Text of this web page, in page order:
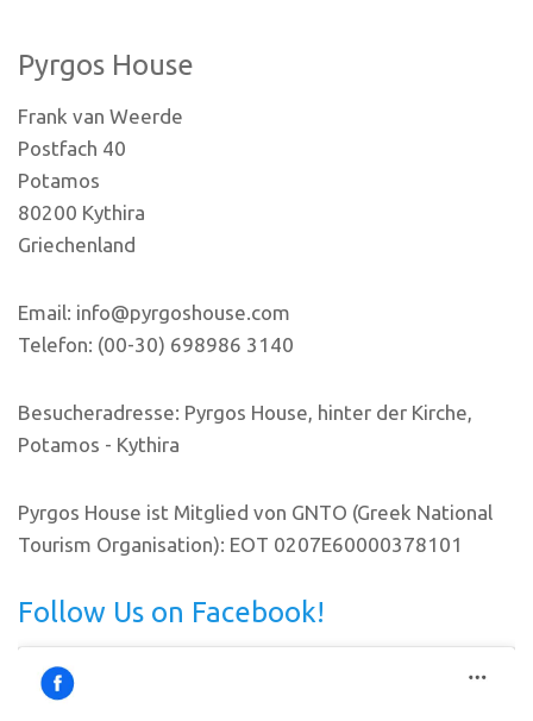
Pyrgos House
Frank van Weerde
Postfach 40
Potamos
80200 Kythira
Griechenland
Email: info@pyrgoshouse.com
Telefon: (00-30) 698986 3140
Besucheradresse: Pyrgos House, hinter der Kirche,
Potamos - Kythira
Pyrgos House ist Mitglied von GNTO (Greek National
Tourism Organisation): EOT 0207E60000378101
Follow Us on Facebook!